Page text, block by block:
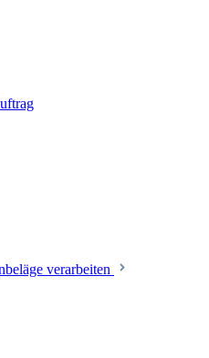
verarbeiten